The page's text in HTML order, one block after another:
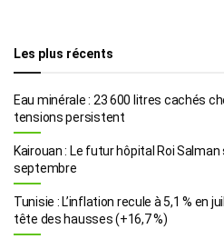
Les plus récents
Eau minérale : 23 600 litres cachés
tensions persistent
Kairouan : Le futur hôpital Roi
septembre
Tunisie : L’inflation recule à 5,1 % en
tête des hausses (+16,7 %)